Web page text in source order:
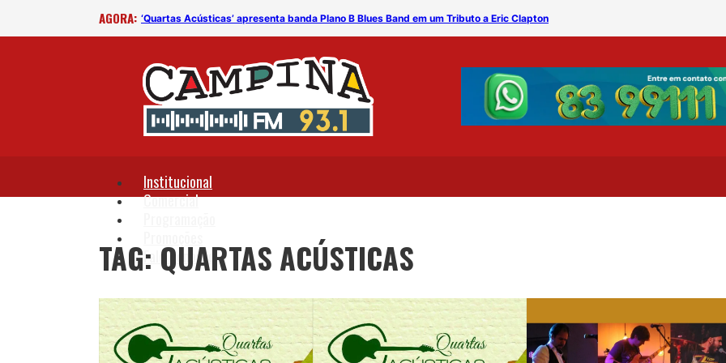
AGORA: ‘Quartas Acústicas’ apresenta banda Plano B Blues Band em um Tributo a Eric Clapton ‘Quartas Acústicas’
Institucional
Comercial
Fale Conosco
TAG: QUARTAS ACÚSTICAS